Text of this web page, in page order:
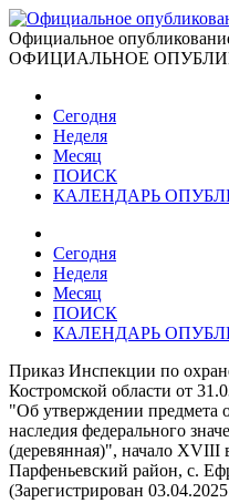
Официальное
ОФИЦИАЛЬНОЕ
Сегодня
Неделя
Месяц
ПОИСК
КАЛЕНДАРЬ
Сегодня
Неделя
Месяц
ПОИСК
КАЛЕНДАРЬ
Приказ Инспекции по
Костромской области от
"Об утверждении предмета
наследия федерального
(деревянная)", начало XVIII
Парфеньевский район, с.
(Зарегистрирован